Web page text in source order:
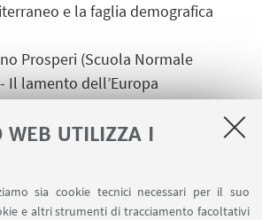
WEB UTILIZZA I
sia cookie tecnici necessari per il suo
e altri strumenti di tracciamento facoltativi
e la faglia demografica
Prosperi (Scuola Normale
Il lamento dell’Europa
Luciano Canfora (Università
Aldo Moro) - Mediterraneo: lo